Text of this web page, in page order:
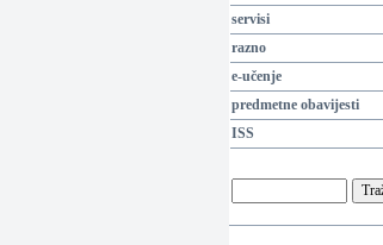
servisi
razno
e-učenje
predmetne obavijesti
ISS